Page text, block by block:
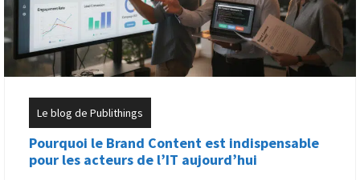
Le blog de Publithings
Pourquoi le Brand Content est indispensable
pour les acteurs de l’IT aujourd’hui